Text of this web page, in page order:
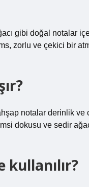
gibi doğal notalar
zorlu ve çekici bir
notalar derinlik ve
dokusu ve sedir